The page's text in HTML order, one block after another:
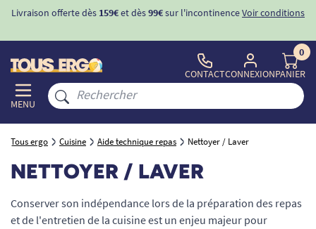
Livraison offerte dès 159€et dès99€sur l'incontinenceVoir conditions
MENU
CONTACTCONNEXION
0
PANIER
Tous ergo Cuisine Aide technique repas Nettoyer / Laver
NETTOYER / LAVER
Conserver son indépendance lors de la préparation des repas
et de l'entretien de la cuisine est un enjeu majeur pour